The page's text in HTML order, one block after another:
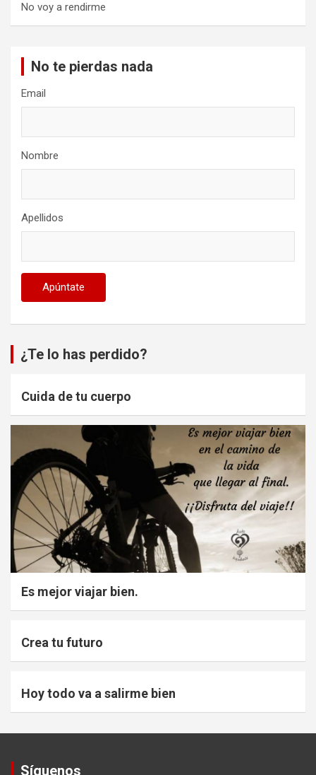
No voy a rendirme
No te pierdas nada
Email
Nombre
Apellidos
¿Te lo has perdido?
Cuida de tu cuerpo
Es mejor viajar bien.
Crea tu futuro
Hoy todo va a salirme bien
Síguenos